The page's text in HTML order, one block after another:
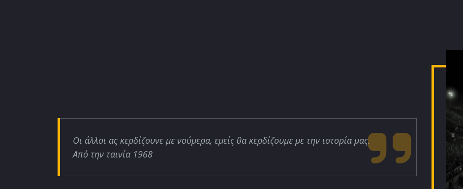
Οι άλλοι ας κερδίζουνε με νούμερα, εμείς θα κερδίζουμε με την ιστορία μας.
Από την ταινία 1968